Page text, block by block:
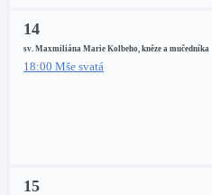
14
sv. Maxmiliána Marie Kolbeho, kněze a mučedníka
18:00 Mše svatá
15